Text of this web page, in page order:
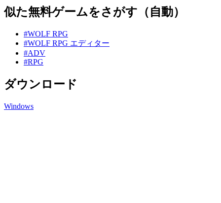
似た無料ゲームをさがす（自動）
#WOLF RPG
#WOLF RPG エディター
#ADV
#RPG
ダウンロード
Windows